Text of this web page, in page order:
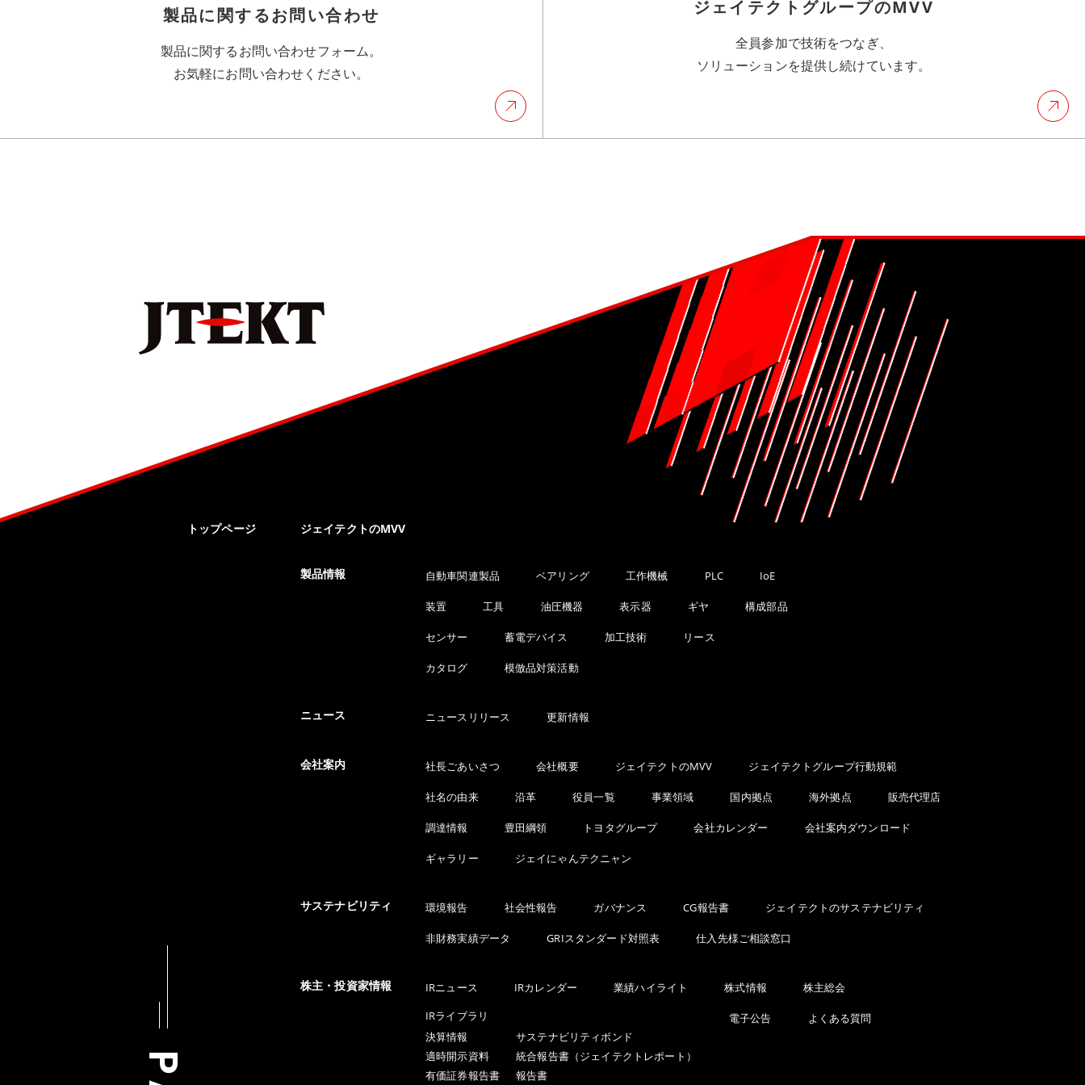
製品に関するお問い合わせ
製品に関するお問い合わせフォーム。
お気軽にお問い合わせください。
ジェイテクトグループのMVV
全員参加で技術をつなぎ、
ソリューションを提供し続けています。
トップページ ジェイテクトのMVV
製品情報 自動車関連製品 ベアリング 工作機械 PLC IoE
装置 工具 油圧機器 表示器 ギヤ 構成部品
センサー 蓄電デバイス 加工技術 リース
カタログ 模倣品対策活動
ニュース ニュースリリース 更新情報
会社案内 社長ごあいさつ 会社概要 ジェイテクトのMVV ジェイテクトグループ行動規範
社名の由来 沿革 役員一覧 事業領域 国内拠点 海外拠点 販売代理店
調達情報 豊田綱領 トヨタグループ 会社カレンダー 会社案内ダウンロード
ギャラリー ジェイにゃんテクニャン
サステナビリティ 環境報告 社会性報告 ガバナンス CG報告書 ジェイテクトのサステナビリティ
非財務実績データ GRIスタンダード対照表 仕入先様ご相談窓口
株主・投資家情報 IRニュース IRカレンダー 業績ハイライト 株式情報
株主総会
IRライブラリ
決算情報
適時開示資料
有価証券報告書
サステナビリティボンド
統合報告書（ジェイテクトレポート）
報告書
電子公告 よくある質問